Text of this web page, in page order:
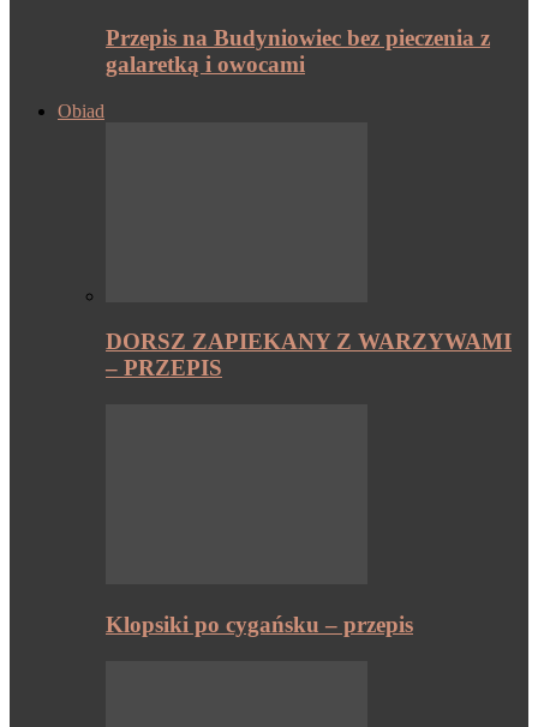
Przepis na Budyniowiec bez pieczenia z
galaretką i owocami
Obiad
DORSZ ZAPIEKANY Z WARZYWAMI
– PRZEPIS
Klopsiki po cygańsku – przepis